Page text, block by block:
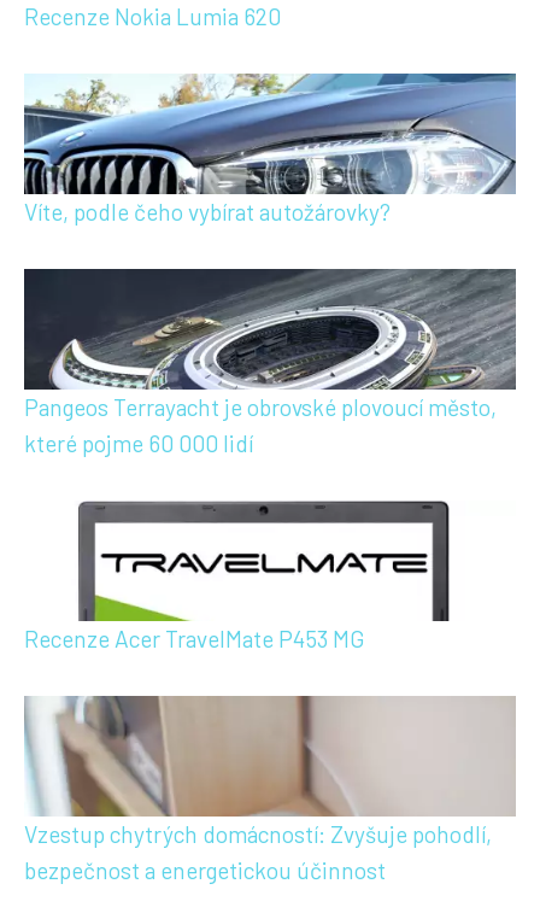
Recenze Nokia Lumia 620
Víte, podle čeho vybírat autožárovky?
Pangeos Terrayacht je obrovské plovoucí město,
které pojme 60 000 lidí
Recenze Acer TravelMate P453 MG
Vzestup chytrých domácností: Zvyšuje pohodlí,
bezpečnost a energetickou účinnost